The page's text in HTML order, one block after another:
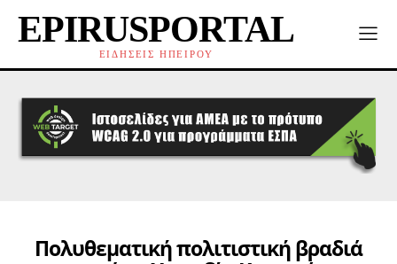
EPIRUSPORTAL
ΕΙΔΗΣΕΙΣ ΗΠΕΙΡΟΥ
Πολυθεματική πολιτιστική βραδιά